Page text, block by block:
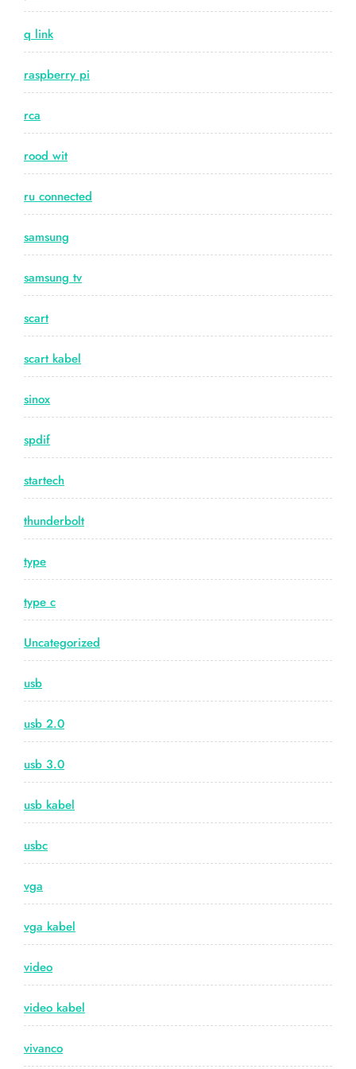
q link
raspberry pi
rca
rood wit
ru connected
samsung
samsung tv
scart
scart kabel
sinox
spdif
startech
thunderbolt
type
type c
Uncategorized
usb
usb 2.0
usb 3.0
usb kabel
usbc
vga
vga kabel
video
video kabel
vivanco